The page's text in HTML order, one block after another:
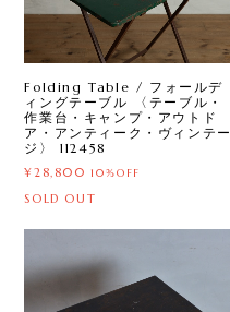
Folding Table / フォールデ
ィングテーブル 〈テーブル・
作業台・キャンプ・アウトド
ア・アンティーク・ヴィンテー
ジ〉 112458
¥28,800 10%OFF
SOLD OUT